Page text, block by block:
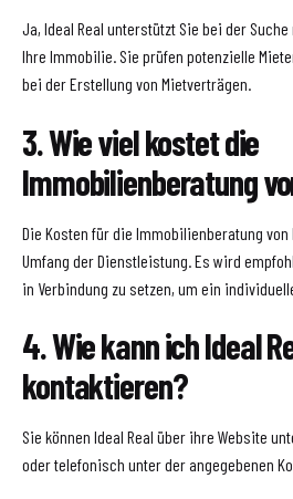
Ja, Ideal Real unterstützt Sie bei der
Ihre Immobilie. Sie prüfen potenzielle
bei der Erstellung von Mietverträgen.
3. Wie viel kostet die
Immobilienberatung
Die Kosten für die Immobilienberatung
Umfang der Dienstleistung. Es wird
in Verbindung zu setzen, um ein
4. Wie kann ich Ideal
kontaktieren?
Sie können Ideal Real über ihre Website
oder telefonisch unter der angegebenen